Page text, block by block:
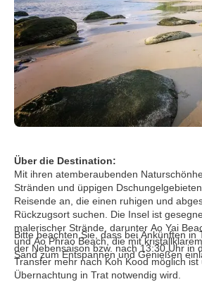
Über die Destination:
Mit ihren atemberaubenden
Stränden und üppigen
Reisende an, die einen ruhigen und
Rückzugsort suchen. Die Insel ist
malerischer Strände, darunter Ao Yai
und Ao Phrao Beach, die mit
Sand zum Entspannen und Genießen
Bitte beachten Sie, dass bei Ankünften in
der Nebensaison bzw. nach 13:30 Uhr in
Transfer mehr nach Koh Kood möglich ist
Übernachtung in Trat notwendig wird.